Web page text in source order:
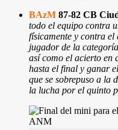
BAzM 87-82 CB
todo el equipo contra
físicamente y contra el
jugador de la
así como el acierto en
hasta el final y ganar
que se sobrepuso a la
la lucha por el quinto